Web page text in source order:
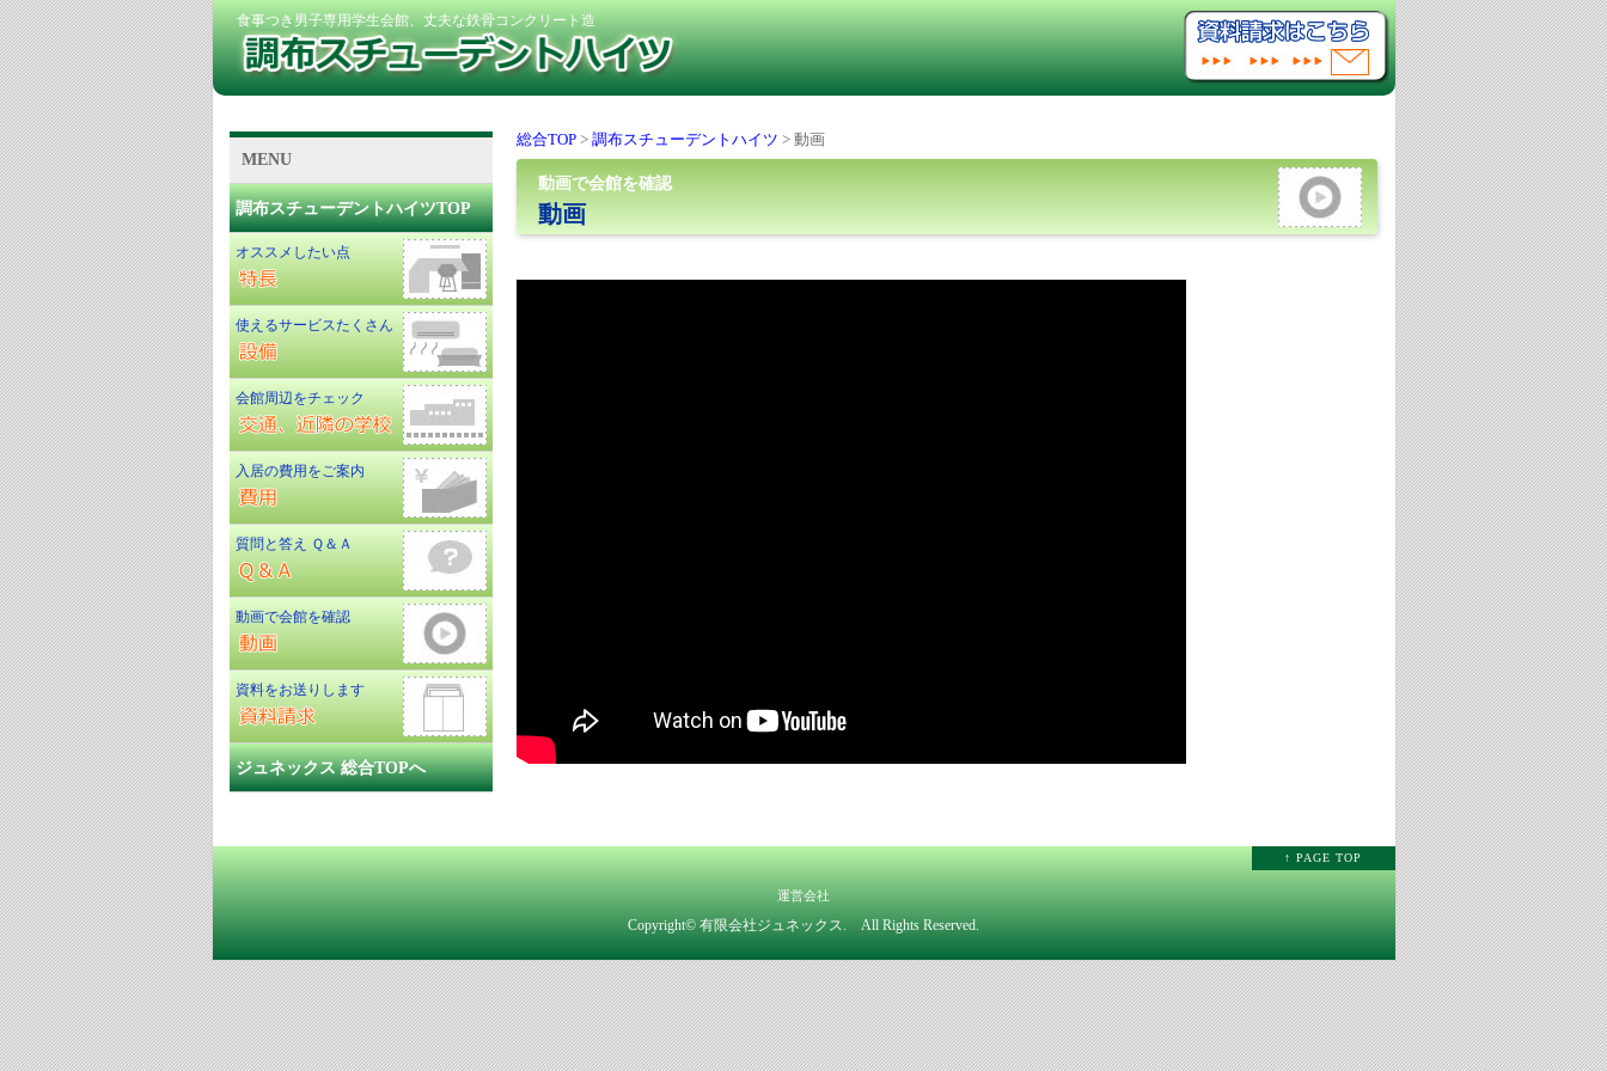
食事つき男子専用学生会館、丈夫な鉄骨コンクリート造
総合TOP > 調布スチューデントハイツ > 動画
動画で会館を確認
動画
MENU
調布スチューデントハイツTOP
オススメしたい点
使えるサービスたくさん
会館周辺をチェック
入居の費用をご案内
質問と答え Ｑ＆Ａ
動画で会館を確認
資料をお送りします
ジュネックス 総合TOPへ
↑ PAGE TOP
運営会社
Copyright© 有限会社ジュネックス. All Rights Reserved.